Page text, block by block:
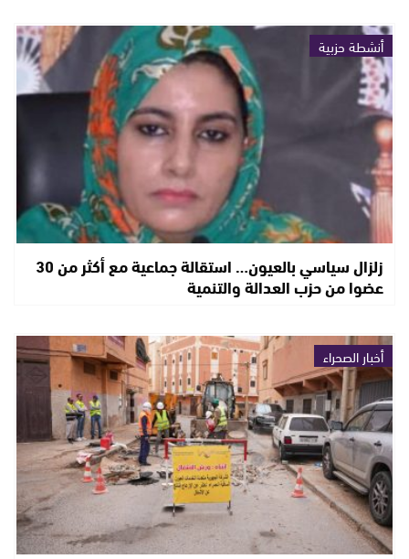
أنشطة حزبية
زلزال سياسي بالعيون… استقالة جماعية مع أكثر من 30
عضوا من حزب العدالة والتنمية
أخبار الصحراء